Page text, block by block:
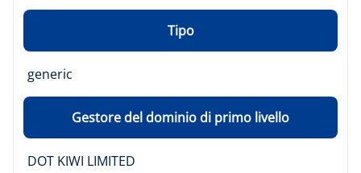
Tipo
generic
Gestore del dominio di primo livello
DOT KIWI LIMITED